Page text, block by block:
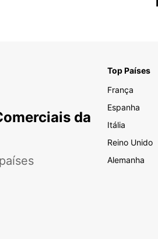
da
países
Top Países
França
Espanha
Itália
Reino Unido
Alemanha